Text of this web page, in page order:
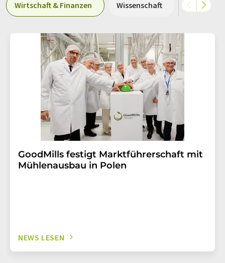
Wirtschaft & Finanzen Wissenschaft
GoodMills festigt Marktführerschaft mit
Mühlenausbau in Polen
NEWS LESEN